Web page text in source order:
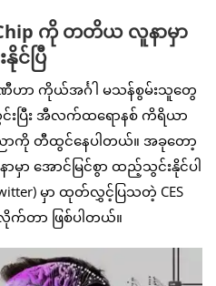
Chip ကို တတိယ လူနာမှာ
င်ပြီ
ပဏီဟာ ကိုယ်အင်္ဂါ မသန်စွမ်းသူတွေ
းပြီး အီလက်ထရောနစ် ကိရိယာ
ာကို တီထွင်နေပါတယ်။ အခုတော့
ာ အောင်မြင်စွာ ထည့်သွင်းနိုင်ပါ
မှာ ထုတ်လွှင့်ပြသတဲ့ CES
းလိုက်တာ ဖြစ်ပါတယ်။